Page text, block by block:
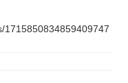
1715850834859409747